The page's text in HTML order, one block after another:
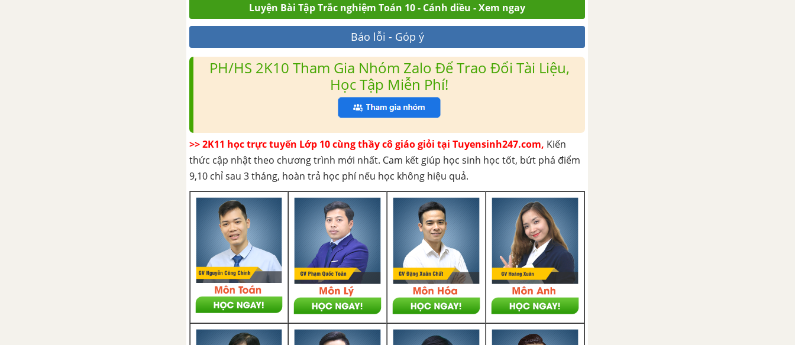
Luyện Bài Tập Trắc nghiệm Toán 10 - Cánh diều - Xem ngay
Báo lỗi - Góp ý
PH/HS 2K10 Tham Gia Nhóm Zalo Để Trao Đổi Tài Liệu,
Học Tập Miễn Phí!
>> 2K11 học trực tuyến Lớp 10 cùng thầy cô giáo giỏi tại Tuyensinh247.com, Kiến
thức cập nhật theo chương trình mới nhất. Cam kết giúp học sinh học tốt, bứt phá điểm
9,10 chỉ sau 3 tháng, hoàn trả học phí nếu học không hiệu quả.